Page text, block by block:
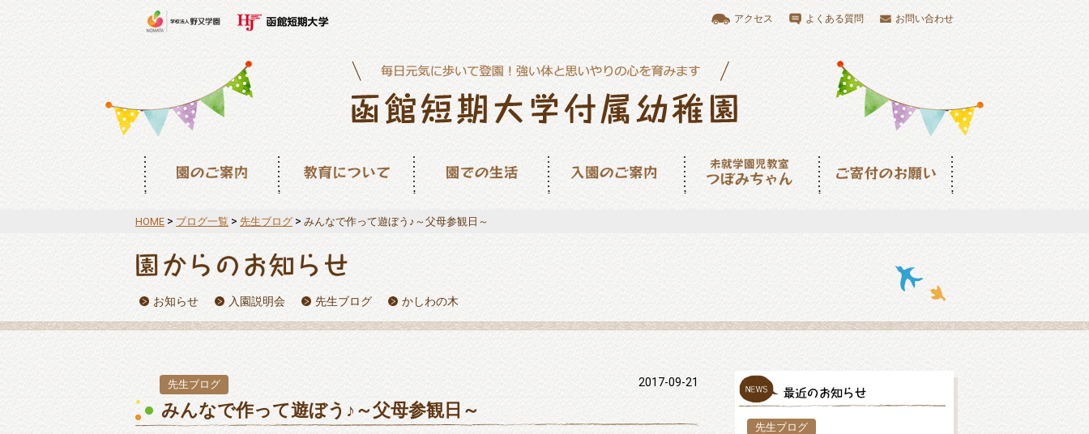
アクセス よくある質問 お問い合わせ
HOME > ブログ一覧 > 先生ブログ > みんなで作って遊ぼう♪～父母参観日～
お知らせ 入園説明会 先生ブログ かしわの木
先生ブログ 2017-09-21
みんなで作って遊ぼう♪～父母参観日～
先生ブログ